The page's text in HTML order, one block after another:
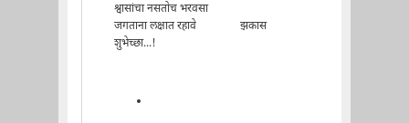
श्वासांचा नसतोच भरवसा
जगताना लक्षात रहावे झकास
शुभेच्छा...!